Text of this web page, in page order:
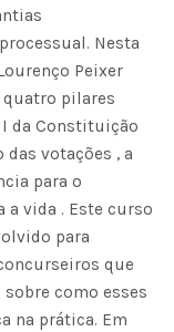
Nesta
Peixer
quatro pilares
da Constituição
votações , a
para o
vida . Este curso
para
que
como esses
na prática. Em